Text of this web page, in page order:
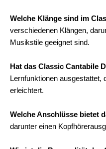
Welche Klänge sind im
verschiedenen Klängen,
Musikstile geeignet sind.
Hat das Classic Cantabile
Lernfunktionen ausgestattet,
erleichtert.
Welche Anschlüsse bietet
darunter einen